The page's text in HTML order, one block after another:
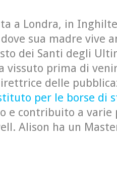
a Londra, in
sua madre vive
dei Santi degli
vissuto prima di
delle
per le borse di
e contribuito a varie
Alison ha un